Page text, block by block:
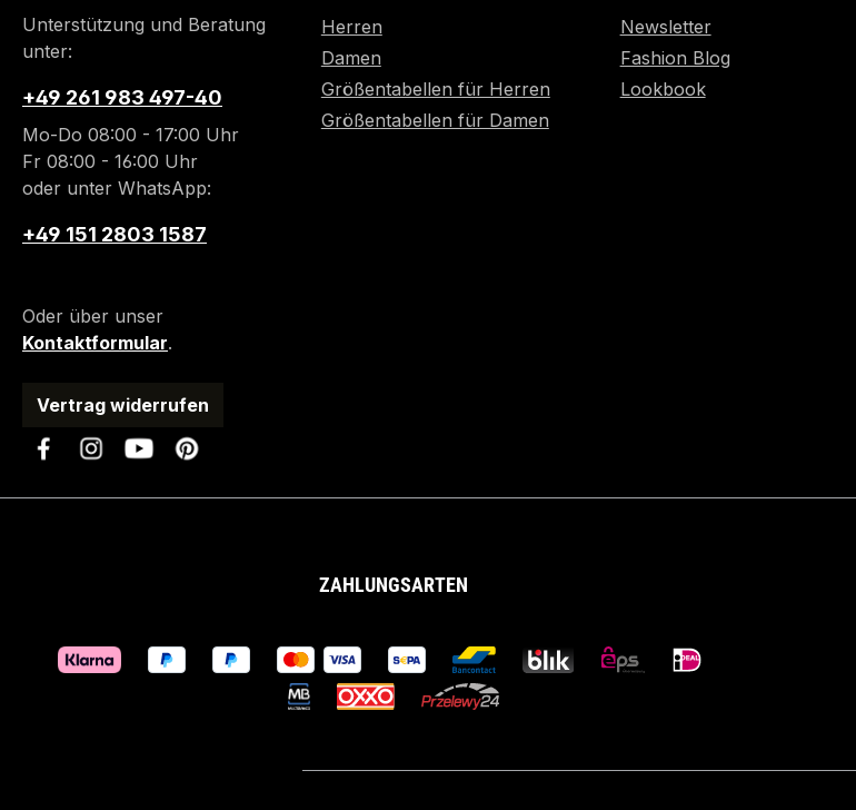
Unterstützung und Beratung
unter:
+49 261 983 497-40
Mo-Do 08:00 - 17:00 Uhr
Fr 08:00 - 16:00 Uhr
oder unter WhatsApp:
+49 151 2803 1587
Oder über unser
Kontaktformular.
Vertrag widerrufen
Herren
Damen
Größentabellen für Herren
Größentabellen für Damen
Newsletter
Fashion Blog
Lookbook
ZAHLUNGSARTEN